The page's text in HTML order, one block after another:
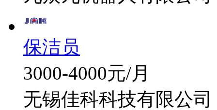
保洁员
3000-4000元/月
无锡佳科科技有限公司